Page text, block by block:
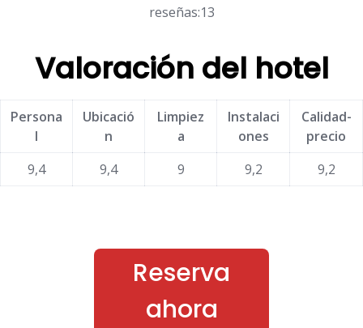
reseñas:13
Valoración del hotel
Persona
l
Ubicació
n
Limpiez
a
Instalaci
ones
Calidad-
precio
9,4
9,4 9 9,2 9,2
Reserva
ahora